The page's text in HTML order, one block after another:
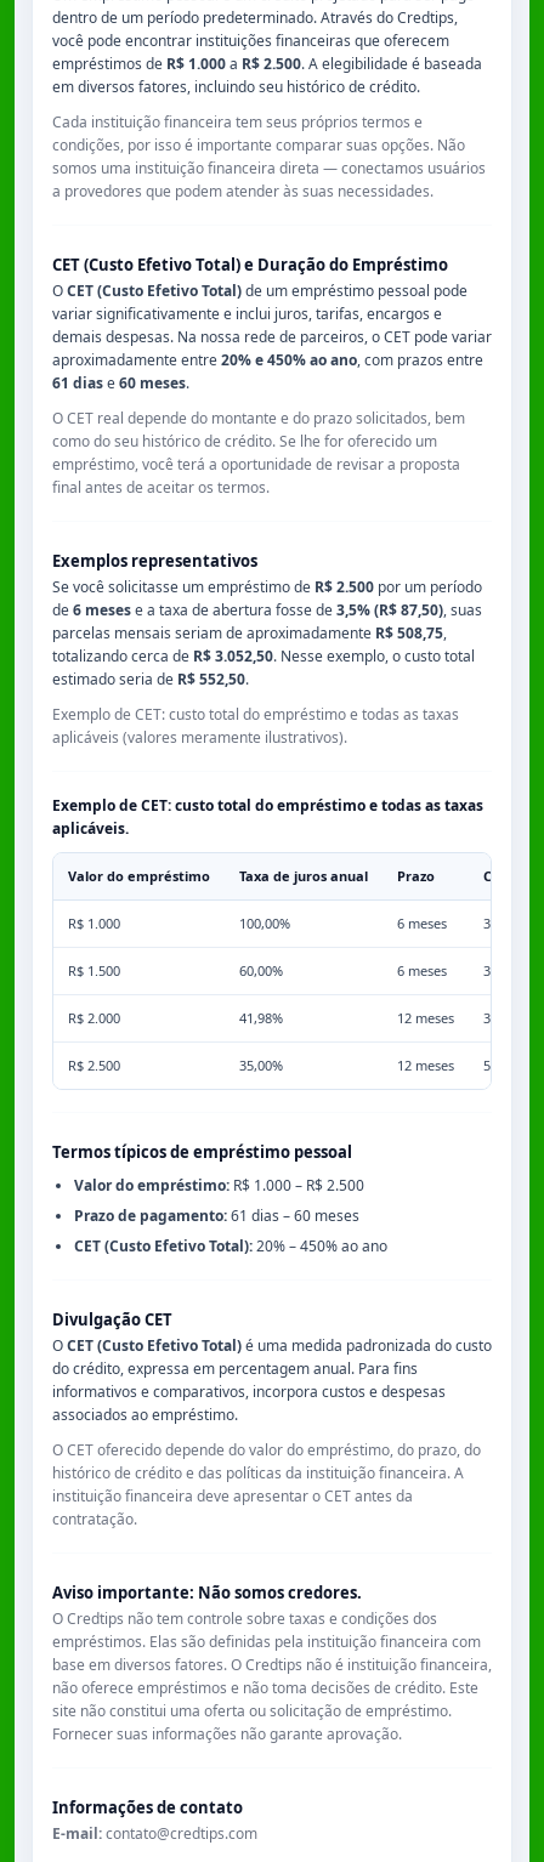
dentro de um período predeterminado. Através do Credtips,
você pode encontrar instituições financeiras que oferecem
empréstimos de R$ 1.000a R$ 2.500. A elegibilidade é baseada
em diversos fatores, incluindo seu histórico de crédito.
Cada instituição financeira tem seus próprios termos e
condições, por isso é importante comparar suas opções. Não
somos uma instituição financeira direta — conectamos usuários
a provedores que podem atender às suas necessidades.
CET (Custo Efetivo Total) e Duração do Empréstimo
OCET (Custo Efetivo Total)de um empréstimo pessoal pode
variar significativamente e inclui juros, tarifas, encargos e
demais despesas. Na nossa rede de parceiros, o CET pode variar
aproximadamente entre20% e 450% ao ano, com prazos entre
61 diase60 meses.
O CET real depende do montante e do prazo solicitados, bem
como do seu histórico de crédito. Se lhe for oferecido um
empréstimo, você terá a oportunidade de revisar a proposta
final antes de aceitar os termos.
Exemplos representativos
Se você solicitasse um empréstimo de R$ 2.500 por um período
de6 mesese a taxa de abertura fosse de3,5% (R$ 87,50), suas
parcelas mensais seriam de aproximadamente R$ 508,75,
totalizando cerca de R$ 3.052,50. Nesse exemplo, o custo total
estimado seria de R$ 552,50.
Exemplo de CET: custo total do empréstimo e todas as taxas
aplicáveis (valores meramente ilustrativos).
Exemplo de CET: custo total do empréstimo e todas as taxas
aplicáveis.
Valor do empréstimo Taxa de juros anual Prazo
R$ 1.000 100,00% 6 meses 3,50%
R$ 1.500 60,00% 6 meses 3,50%
R$ 2.000 41,98% 12 meses 3,50%
R$ 2.500 35,00% 12 meses 5,00%
Termos típicos de empréstimo pessoal
Valor do empréstimo: R$ 1.000 – R$ 2.500
Prazo de pagamento:61 dias – 60 meses
CET (Custo Efetivo Total):20% – 450% ao ano
Divulgação CET
OCET (Custo Efetivo Total)é uma medida padronizada do custo
do crédito, expressa em percentagem anual. Para fins
informativos e comparativos, incorpora custos e despesas
associados ao empréstimo.
O CET oferecido depende do valor do empréstimo, do prazo, do
histórico de crédito e das políticas da instituição financeira. A
instituição financeira deve apresentar o CET antes da
contratação.
Aviso importante: Não somos credores.
O Credtips não tem controle sobre taxas e condições dos
empréstimos. Elas são definidas pela instituição financeira com
base em diversos fatores. O Credtips não é instituição financeira,
não oferece empréstimos e não toma decisões de crédito. Este
site não constitui uma oferta ou solicitação de empréstimo.
Fornecer suas informações não garante aprovação.
Informações de contato
E-mail:contato@credtips.com